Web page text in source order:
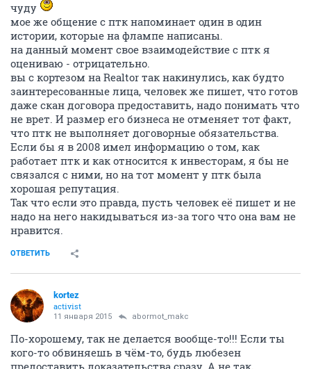
чуду
мое же общение с птк напоминает один в один
истории, которые на флампе написаны.
на данный момент свое взаимодействие с птк я
оцениваю - отрицательно.
вы с кортезом на Realtor так накинулись, как будто
заинтересованные лица, человек же пишет, что готов
даже скан договора предоставить, надо понимать что
не врет. И размер его бизнеса не отменяет тот факт,
что птк не выполняет договорные обязательства.
Если бы я в 2008 имел информацию о том, как
работает птк и как относится к инвесторам, я бы не
связался с ними, но на тот момент у птк была
хорошая репутация.
Так что если это правда, пусть человек её пишет и не
надо на него накидываться из-за того что она вам не
нравится.
ОТВЕТИТЬ
kortez
activist
11 января 2015 abormot_makc
По-хорошему, так не делается вообще-то!!! Если ты
кого-то обвиняешь в чём-то, будь любезен
предоставить доказательства сразу. А не так,